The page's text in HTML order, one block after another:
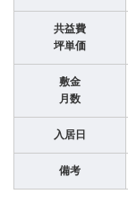
共益費
坪単価
敷金
月数
入居日
備考